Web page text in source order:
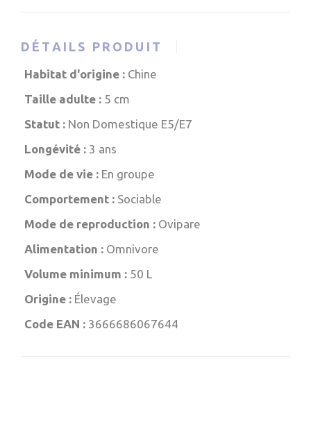
DÉTAILS PRODUIT
Habitat d'origine : Chine
Taille adulte : 5 cm
Statut : Non Domestique E5/E7
Longévité : 3 ans
Mode de vie : En groupe
Comportement : Sociable
Mode de reproduction : Ovipare
Alimentation : Omnivore
Volume minimum : 50 L
Origine : Élevage
Code EAN : 3666686067644